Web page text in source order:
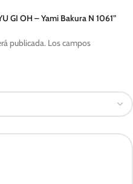
GI OH – Yami Bakura N 1061”
publicada. Los campos